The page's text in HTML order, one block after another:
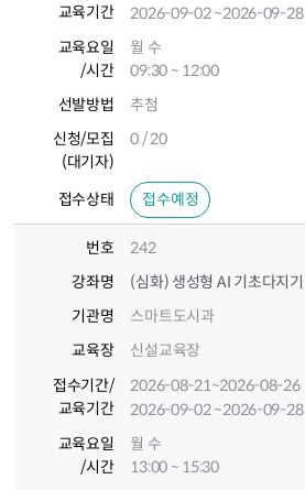
교육기간
2026-09-02~2026-09-28
교육요일
/시간
월 수
09:30 ~ 12:00
선발방법
추첨
신청/모집
(대기자)
0 / 20
접수상태 접수예정
번호
242
강좌명
(심화) 생성형 AI 기초다지기
기관명
스마트도시과
교육장
신설교육장
접수기간/
교육기간
2026-08-21~2026-08-26
2026-09-02~2026-09-28
교육요일
/시간
월 수
13:00 ~ 15:30